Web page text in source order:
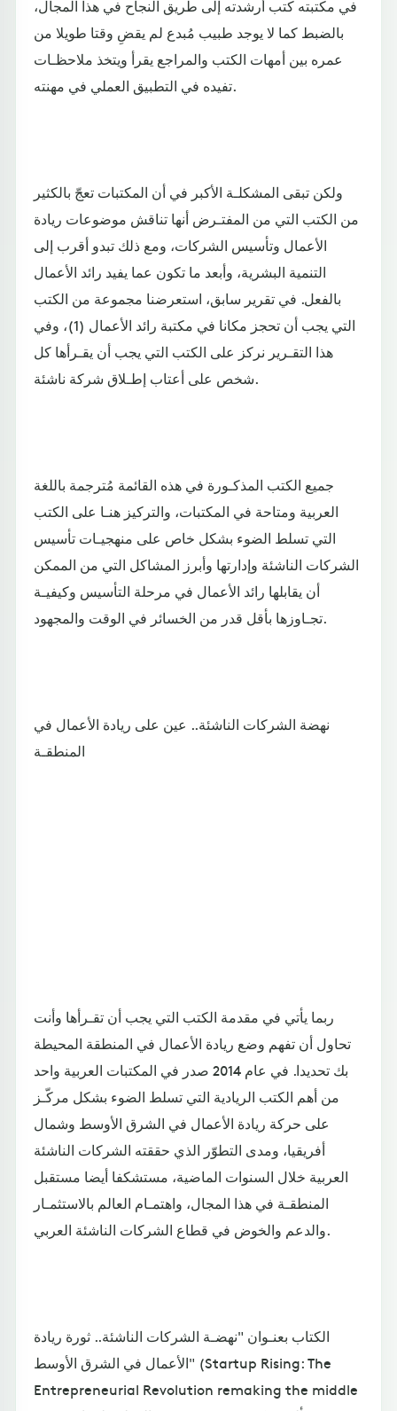
في مكتبته كتب أرشدته إلى طريق النجاح في هذا المجال،
بالضبط كما لا يوجد طبيب مُبدع لم يقضِ وقتا طويلا من
عمره بين أمهات الكتب والمراجع يقرأ ويتخذ ملاحظـات
تفيده في التطبيق العملي في مهنته.
ولكن تبقى المشكلـة الأكبر في أن المكتبات تعجّ بالكثير
من الكتب التي من المفتـرض أنها تناقش موضوعات ريادة
الأعمال وتأسيس الشركات، ومع ذلك تبدو أقرب إلى
التنمية البشرية، وأبعد ما تكون عما يفيد رائد الأعمال
بالفعل. في تقرير سابق، استعرضنا مجموعة من الكتب
التي يجب أن تحجز مكانا في مكتبة رائد الأعمال (1)، وفي
هذا التقـرير نركز على الكتب التي يجب أن يقـرأها كل
شخص على أعتاب إطـلاق شركة ناشئة.
جميع الكتب المذكـورة في هذه القائمة مُترجمة باللغة
العربية ومتاحة في المكتبات، والتركيز هنـا على الكتب
التي تسلط الضوء بشكل خاص على منهجيـات تأسيس
الشركات الناشئة وإدارتها وأبرز المشاكل التي من الممكن
أن يقابلها رائد الأعمال في مرحلة التأسيس وكيفيـة
تجـاوزها بأقل قدر من الخسائر في الوقت والمجهود.
نهضة الشركات الناشئة.. عين على ريادة الأعمال في
المنطقـة
ربما يأتي في مقدمة الكتب التي يجب أن تقـرأها وأنت
تحاول أن تفهم وضع ريادة الأعمال في المنطقة المحيطة
بك تحديدا. في عام 2014 صدر في المكتبات العربية واحد
من أهم الكتب الريادية التي تسلط الضوء بشكل مركّـز
على حركة ريادة الأعمال في الشرق الأوسط وشمال
أفريقيا، ومدى التطوّر الذي حققته الشركات الناشئة
العربية خلال السنوات الماضية، مستشكفا أيضا مستقبل
المنطقـة في هذا المجال، واهتمـام العالم بالاستثمـار
والدعم والخوض في قطاع الشركات الناشئة العربي.
الكتاب بعنـوان "نهضـة الشركات الناشئة.. ثورة ريادة
الأعمال في الشرق الأوسط" (Startup Rising: The
Entrepreneurial Revolution remaking the middle